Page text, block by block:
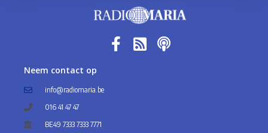
Neem contact op
info@radiomaria.be
016 41 47 47
BE49 7333 7333 7771